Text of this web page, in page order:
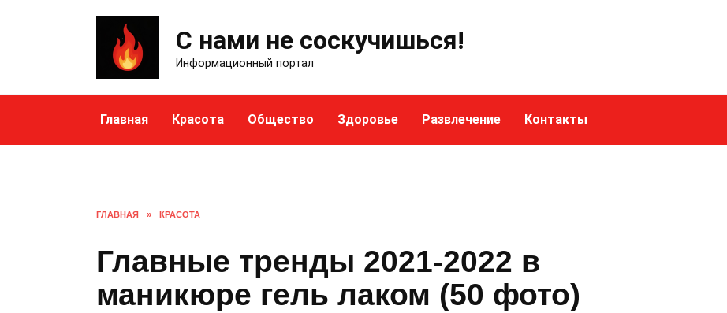
С нами не соскучишься!
Информационный портал
Главная Красота Общество Здоровье Развлечение Контакты
ГЛАВНАЯ » КРАСОТА
Главные тренды 2021-2022 в
маникюре гель лаком (50 фото)